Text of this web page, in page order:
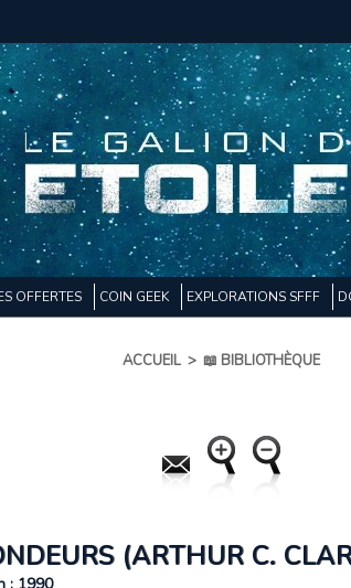
OFFERTES COIN GEEK EXPLORATIONS SFFF
ACCUEIL > 📖 BIBLIOTHÈQUE
(ARTHUR C.